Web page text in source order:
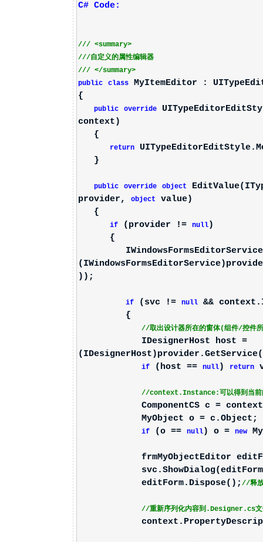
C# Code:
/// <summary>
/// 自定义的属性编辑器
/// </summary>
public
class
MyItemEditor :
{
public override
context)
{
return
}
public override object
provider,
object
value)
{
if (provider != null )
{
IWindowsFormsEditorService
));
if (svc != null
&&
{
//取出设计器所在的窗体(组件/控件
IDesignerHost host =
(IDesignerHost)provider.GetService(
if (host == null ) return
//context.Instance:可以得到当前
ComponentCS c =
MyObject o = c.Object;
if (o == null ) o = new
frmMyObjectEditor
editForm.Dispose(); //释
//重新序列化内容到.Designer.cs文